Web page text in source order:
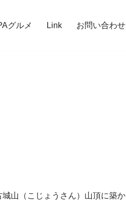
グルメ Link お問い合わせ
山（こじょうさん）山頂に築か